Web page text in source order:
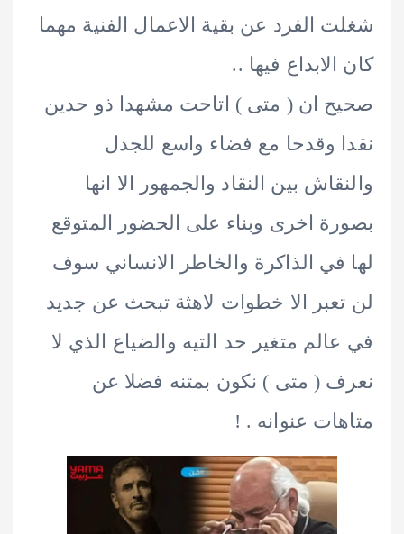
الفرد عن بقية الاعمال الفنية مهما
فيها ..
ان ( متى ) اتاحت مشهدا ذو حدين
وقدحا مع فضاء واسع للجدل
بين النقاد والجمهور الا انها
اخرى وبناء على الحضور المتوقع
الذاكرة والخاطر الانساني سوف
الا خطوات لاهثة تبحث عن جديد
متغير حد التيه والضياع الذي لا
( متى ) نكون بمتنه فضلا عن
عنوانه . !